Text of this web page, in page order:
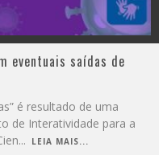
eventuais saídas de
é resultado de uma
de Interatividade para a
... LEIA MAIS...